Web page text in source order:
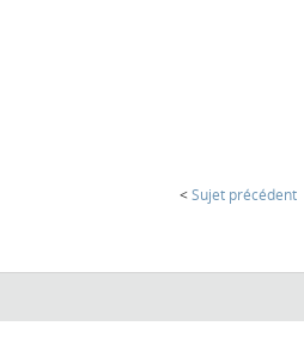
< Sujet précédent